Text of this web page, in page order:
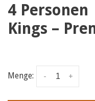
4
Kings –
Menge: +
-